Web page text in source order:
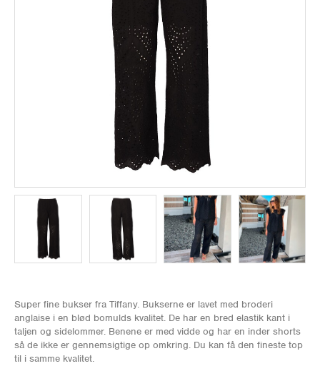
Super fine bukser fra Tiffany. Bukserne er lavet med broderi
anglaise i en blød bomulds kvalitet. De har en bred elastik kant i
taljen og sidelommer. Benene er med vidde og har en inder shorts
så de ikke er gennemsigtige op omkring. Du kan få den fineste top
til i samme kvalitet.